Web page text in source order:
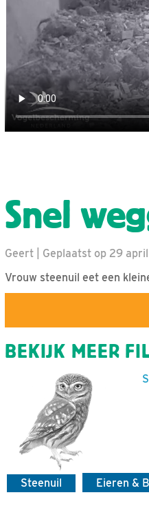
Snel
Geert | Geplaatst op 29 april
Vrouw steenuil eet een
BEKIJK MEER
Steenuil Eieren &